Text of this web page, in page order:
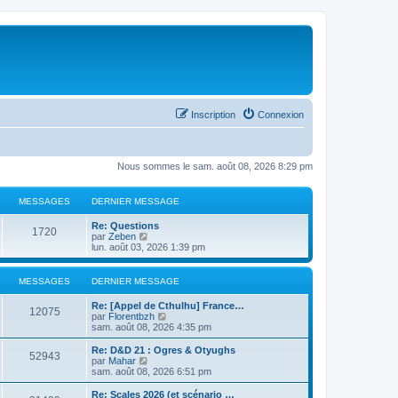
Connexion
Inscription
Nous sommes le sam. août 08, 2026 8:29 pm
MESSAGES DERNIER MESSAGE
1720
Re: Questions
par Zeben
o
n
s
u
e
r
l
e
d
r
n
i
lun. août 03, 2026 1:39 pm
MESSAGES DERNIER MESSAGE
12075
Re: [Appel de Cthulhu] France…
par Florentbzh
o
n
s
l
e
sam. août 08, 2026 4:35 pm
52943
Re: D&D 21 : Ogres & Otyughs
par Mahar
o
n
s
sam. août 08, 2026 6:51 pm
Re: Scales 2026 (et scénario …